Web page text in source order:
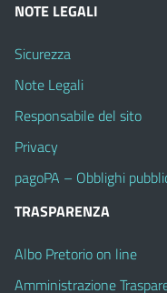
NOTE LEGALI
Sicurezza
Note Legali
Responsabile del sito
Privacy
pagoPA – Obblighi
TRASPARENZA
Albo Pretorio on line
Amministrazione